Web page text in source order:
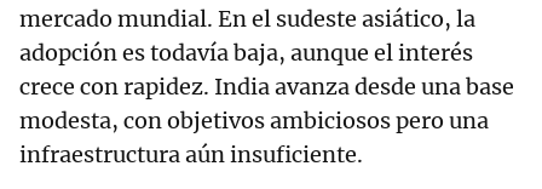
mercado mundial. En el sudeste asiático, la
adopción es todavía baja, aunque el interés
crece con rapidez. India avanza desde una base
modesta, con objetivos ambiciosos pero una
infraestructura aún insuficiente.